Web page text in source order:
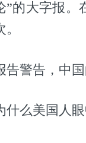
”的大字报。
。
告警告，中
什么美国人